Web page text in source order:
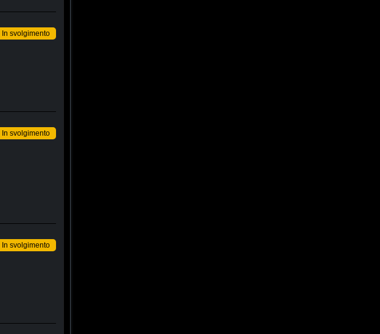
In svolgimento
In svolgimento
In svolgimento